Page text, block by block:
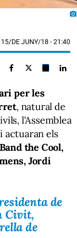
photo_camera
15/DE JUNY/18 - 21:40
per les
, natural de
l'Assemblea
actuaran els
the Cool,
Jordi
de
Civit,
de